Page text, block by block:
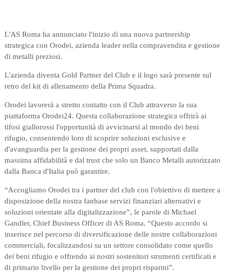
L'AS Roma ha annunciato l'inizio di una nuova partnership
strategica con Orodei, azienda leader nella compravendita e gestione
di metalli preziosi.
L'azienda diventa Gold Partner del Club e il logo sarà presente sul
retro del kit di allenamento della Prima Squadra.
Orodei lavorerà a stretto contatto con il Club attraverso la sua
piattaforma Orodei24. Questa collaborazione strategica offrirà ai
tifosi giallorossi l'opportunità di avvicinarsi al mondo dei beni
rifugio, consentendo loro di scoprire soluzioni esclusive e
d'avanguardia per la gestione dei propri asset, supportati dalla
massima affidabilità e dal trust che solo un Banco Metalli autorizzato
dalla Banca d'Italia può garantire.
“Accogliamo Orodei tra i partner del club con l'obiettivo di mettere a
disposizione della nostra fanbase servizi finanziari alternativi e
soluzioni orientate alla digitalizzazione”, le parole di Michael
Gandler, Chief Business Officer di AS Roma. “Questo accordo si
inserisce nel percorso di diversificazione delle nostre collaborazioni
commerciali, focalizzandosi su un settore consolidato come quello
dei beni rifugio e offrendo ai nostri sostenitori strumenti certificati e
di primario livello per la gestione dei propri risparmi”.